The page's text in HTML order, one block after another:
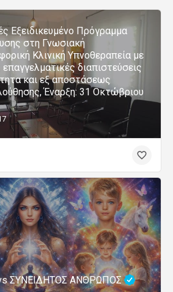
Εξειδικευμένο Πρόγραμμα
στη Γνωσιακή
Κλινική Υπνοθεραπεία με
επαγγελματικές διαπιστεύσεις
και εξ αποστάσεως
Έναρξη: 31 Οκτώβριου
ΣΥΝΕΙΔΗΤΟΣ ΑΝΘΡΩΠΟΣ